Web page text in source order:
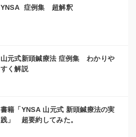
YNSA 症例集 超解釈
山元式新頭鍼療法 症例集 わかりや
すく解説
書籍「YNSA 山元式 新頭鍼療法の実
践」 超要約してみた。